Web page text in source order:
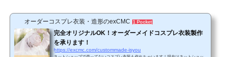
オーダーコスプレ衣装・造形のexCMC 1 Pocket
完全オリジナルOK！オーダーメイドコスプレ衣装製作
を承ります！
https://excmc.com/custommade-isyou